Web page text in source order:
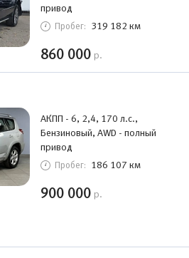
привод
Пробег: 319 182 км
860 000 р.
АКПП - 6, 2,4, 170 л.с.,
Бензиновый, AWD - полный
привод
Пробег: 186 107 км
900 000 р.